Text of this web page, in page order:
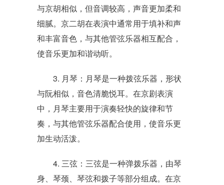
与京胡相似，但音调较高，声音更加柔和
细腻。京二胡在表演中通常用于填补和声
和丰富音色，与其他管弦乐器相互配合，
使音乐更加和谐动听。
3. 月琴：月琴是一种拨弦乐器，形状
与阮相似，音色清脆悦耳。在京剧表演
中，月琴主要用于演奏轻快的旋律和节
奏，与其他管弦乐器配合使用，使音乐更
加生动活泼。
4. 三弦：三弦是一种弹拨乐器，由琴
身、琴颈、琴弦和拨子等部分组成。在京